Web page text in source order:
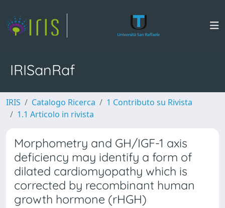
IRISanRaf
IRIS Catalogo Ricerca
1 Contributo su Rivista
1.1 Articolo in rivista
Morphometry and GH/IGF-1 axis
deficiency may identify a form of
dilated cardiomyopathy which is
corrected by recombinant human
growth hormone (rHGH)